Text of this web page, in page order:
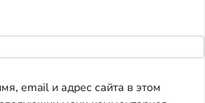
email и адрес сайта в этом